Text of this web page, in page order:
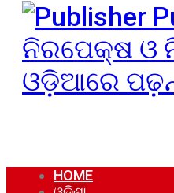
ନିରପେକ୍ଷ ଓ
ଓଡ଼ିଆରେ
HOME